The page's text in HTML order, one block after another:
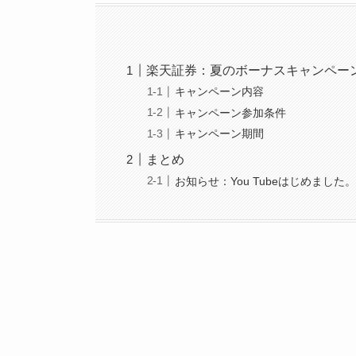
楽天証券：夏のボーナスキャンペー
キャンペーン内容
キャンペーン参加条件
キャンペーン期間
まとめ
お知らせ：You Tubeはじめました。